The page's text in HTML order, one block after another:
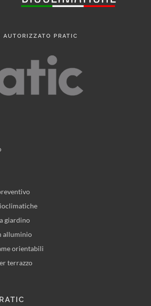
AUTORIZZATO PRATIC
giardino
alluminio
orientabili
terrazzo